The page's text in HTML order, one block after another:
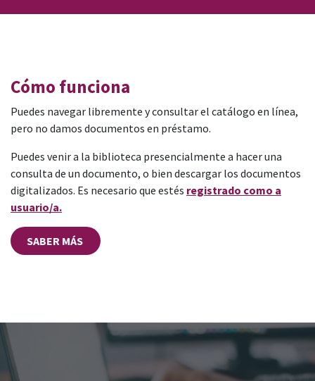
Cómo funciona
Puedes navegar libremente y consultar el catálogo en línea,
pero no damos documentos en préstamo.
Puedes venir a la biblioteca presencialmente a hacer una
consulta de un documento, o bien descargar los documentos
digitalizados. Es necesario que estés registrado como a
usuario/a.
SABER MÁS